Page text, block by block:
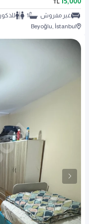
TL
غير مفروش 1
للذكور
Beyoğlu, İstanbul